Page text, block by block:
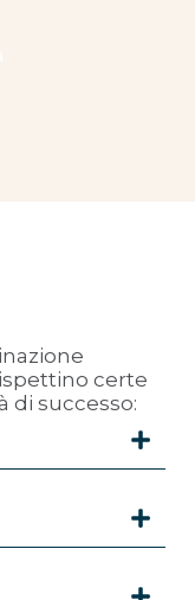
certe
di successo: